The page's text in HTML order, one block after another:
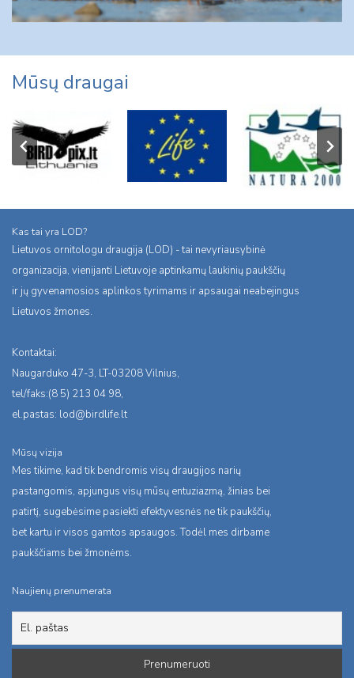
Mūsų draugai
Kas tai yra LOD?
Lietuvos ornitologu draugija (LOD) - tai nevyriausybinė
organizacija, vienijanti Lietuvoje aptinkamų laukinių paukščių
ir jų gyvenamosios aplinkos tyrimams ir apsaugai neabejingus
Lietuvos žmones.
Kontaktai:
Naugarduko 47-3, LT-03208 Vilnius,
tel/faks:(8 5) 213 04 98,
el.pastas: lod@birdlife.lt
Mūsų vizija
Mes tikime, kad tik bendromis visų draugijos narių
pastangomis, apjungus visų mūsų entuziazmą, žinias bei
patirtį, sugebėsime pasiekti efektyvesnės ne tik paukščių,
bet kartu ir visos gamtos apsaugos. Todėl mes dirbame
paukščiams bei žmonėms.
Naujienų prenumerata